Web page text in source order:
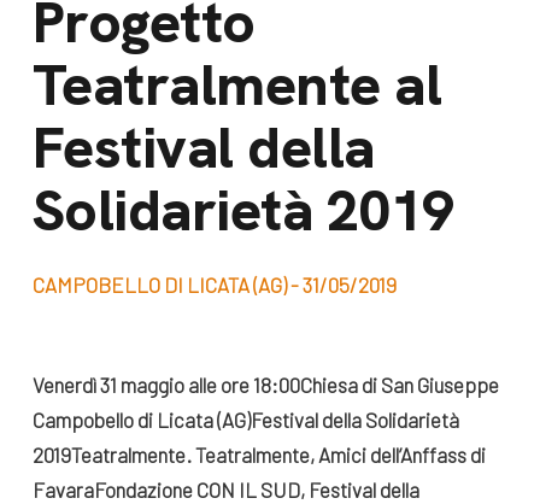
Progetto
Teatralmente al
Festival della
Solidarietà 2019
CAMPOBELLO DI LICATA (AG) - 31/05/2019
Venerdì 31 maggio alle ore 18:00Chiesa di San Giuseppe
Campobello di Licata (AG)Festival della Solidarietà
2019Teatralmente.Teatralmente, Amici dell’Anffass di
FavaraFondazione CON IL SUD, Festival della
Lavora con noi
Bilancio di
missione
News e
appuntamenti
News
Campagne
Libri e
pubblicazioni
Docufilm
Seguici sui social: